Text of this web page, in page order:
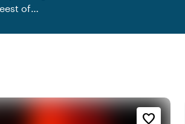
of
favorite_border
Sfeer en esthetiek
Bereikbaarheid en ligging